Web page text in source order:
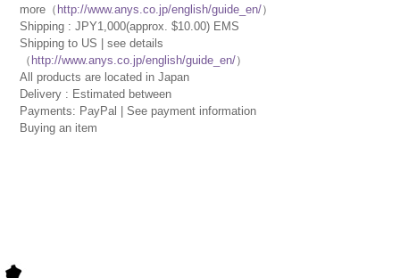
more（ http://www.anys.co.jp/english/guide_en/）
Shipping : JPY1,000(approx. $10.00) EMS
Shipping to US | see details
（ http://www.anys.co.jp/english/guide_en/）
All products are located in Japan
Delivery : Estimated between
Payments: PayPal | See payment information
Buying an item